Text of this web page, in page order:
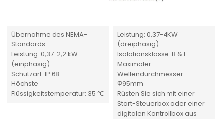
Übernahme des NEMA-
Standards
Leistung: 0,37-2,2 kW
(einphasig)
Schutzart: IP 68
Höchste
Flüssigkeitstemperatur: 35 ℃
Leistung: 0,37-4KW
(dreiphasig)
Isolationsklasse: B & F
Maximaler
Wellendurchmesser:
Φ95mm
Rüsten Sie sich mit einer
Start-Steuerbox oder einer
digitalen Kontrollbox aus